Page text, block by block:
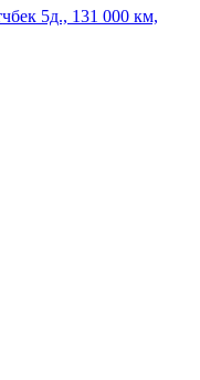
5д., 131 000 км,